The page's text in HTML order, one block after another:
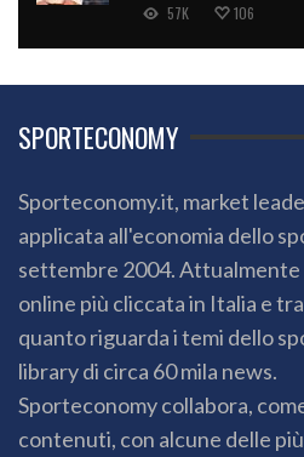
57K 106
SPORTECONOMY
Sporteconomy.it, market
applicata all'economia dello
settembre 2004. Attualmente
online più cliccata in Italia e
quanto riguarda i temi dello
library di circa 60 mila news.
Sporteconomy collabora,
contenuti, con alcune delle